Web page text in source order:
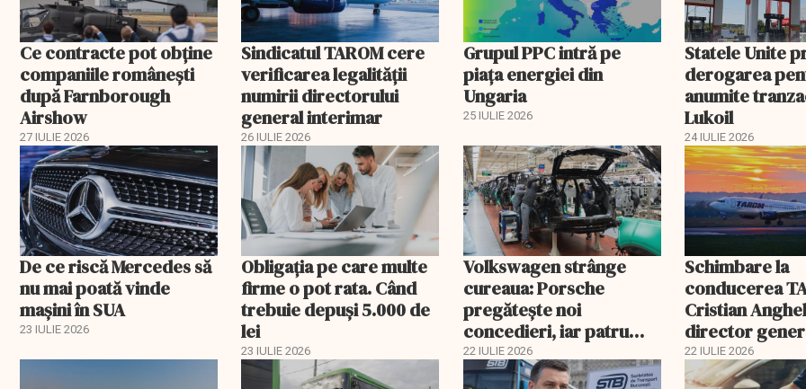
Ce contracte pot obține
companiile românești
după Farnborough
Airshow
27 IULIE 2026
Sindicatul TAROM cere
verificarea legalității
numirii directorului
general interimar
26 IULIE 2026
Grupul PPC intră pe
piața energiei din
Ungaria
25 IULIE 2026
Statele Unite
derogarea
anumite
Lukoil
24 IULIE 2026
De ce riscă Mercedes să
nu mai poată vinde
mașini în SUA
23 IULIE 2026
Obligația pe care multe
firme o pot rata. Când
trebuie depuși 5.000 de
lei
23 IULIE 2026
Volkswagen strânge
cureaua: Porsche
pregătește noi
concedieri, iar patru
fabrici din Germania
riscă închiderea
22 IULIE 2026
Schimbare la
conducerea
Cristian
director
interimar.
Costaș,
22 IULIE 2026